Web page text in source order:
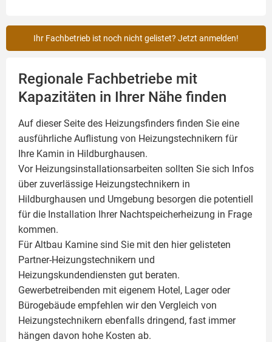
Ihr Fachbetrieb ist noch nicht gelistet? Jetzt anmelden!
Regionale Fachbetriebe mit
Kapazitäten in Ihrer Nähe finden
Auf dieser Seite des Heizungsfinders finden Sie eine
ausführliche Auflistung von Heizungstechnikern für
Ihre Kamin in Hildburghausen.
Vor Heizungsinstallationsarbeiten sollten Sie sich Infos
über zuverlässige Heizungstechnikern in
Hildburghausen und Umgebung besorgen die potentiell
für die Installation Ihrer Nachtspeicherheizung in Frage
kommen.
Für Altbau Kamine sind Sie mit den hier gelisteten
Partner-Heizungstechnikern und
Heizungskundendiensten gut beraten.
Gewerbetreibenden mit eigenem Hotel, Lager oder
Bürogebäude empfehlen wir den Vergleich von
Heizungstechnikern ebenfalls dringend, fast immer
hängen davon hohe Kosten ab.